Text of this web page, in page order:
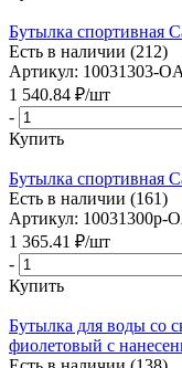
Бутылка спортивная
Есть в наличии (212)
Артикул: 10031303-OA
1 540.84 ₽/шт
-
Купить
Бутылка спортивная
Есть в наличии (161)
Артикул: 10031300p-
1 365.41 ₽/шт
-
Купить
Бутылка для воды со
фиолетовый с